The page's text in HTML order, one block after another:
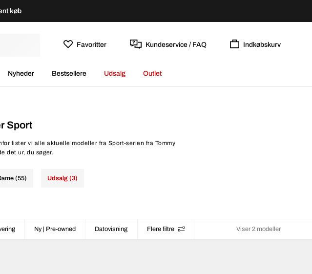
køb
Favoritter Kundeservice / FAQ Indkøbskurv
Nyheder Bestsellere Udsalg Outlet
Sport
lister vi alle aktuelle modeller fra Sport-serien fra Tommy
det ur, du søger.
(55) Udsalg (3)
Ny | Pre-owned Datovisning Flere filtre Viser 2 modeller